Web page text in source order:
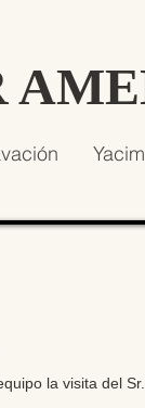
la visita del